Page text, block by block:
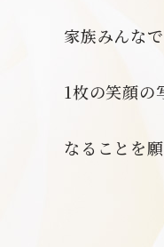
家族みんな
1枚の笑顔の
なることを願